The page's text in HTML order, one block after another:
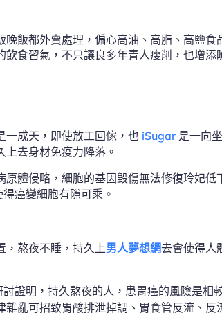
晚飯都外賣處理，偏心高油、高脂、高鹽
食習氣，不只讓良多年青人瘦削，也增添
一成天，即使放工回傢，也 iSugar 是一向
去身材免疫力降落。
體侵略，細胞的基因毀傷無法修復玲妃
得癌變細胞有隙可乘。
，熬夜不睡，持久上男人夢想網去會使得人
證明，持久熬夜的人，患胃癌的風險是相
雜亂可招致胃酸排泄掉調、胃食管反流、反